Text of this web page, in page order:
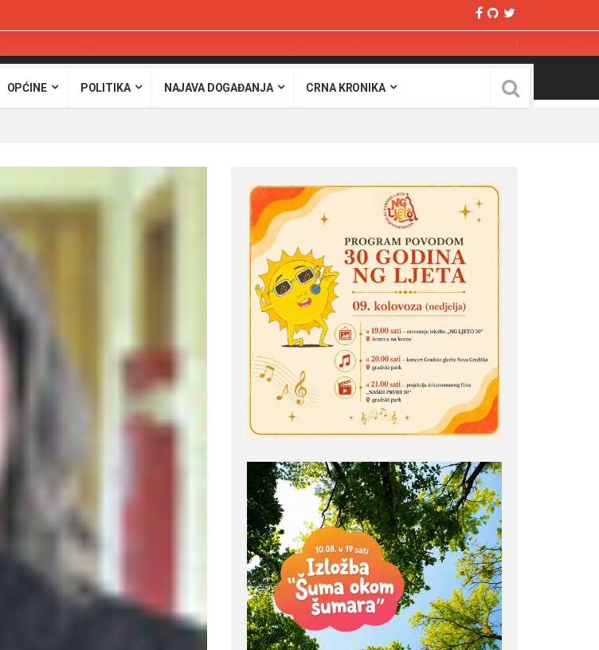
OPĆINE POLITIKA NAJAVA DOGAĐANJA CRNA KRONIKA